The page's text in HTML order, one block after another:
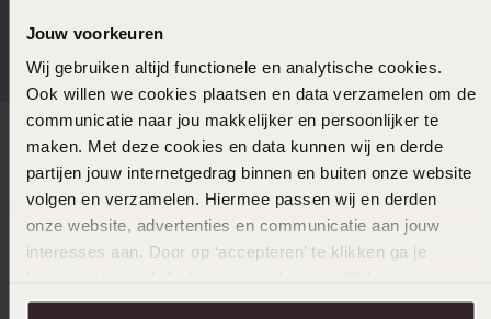
Jouw voorkeuren
Wij gebruiken altijd functionele en analytische cookies.
Ook willen we cookies plaatsen en data verzamelen om de
communicatie naar jou makkelijker en persoonlijker te
maken. Met deze cookies en data kunnen wij en derde
partijen jouw internetgedrag binnen en buiten onze website
volgen en verzamelen. Hiermee passen wij en derden
onze website, advertenties en communicatie aan jouw
interesses aan. Door op ‘accepteren’ te klikken ga je
aanpassen. Lees er meer over in onscookiebeleid.
Gratis verzending vanaf
Direct naar
Over Lucardi
Klantendienst